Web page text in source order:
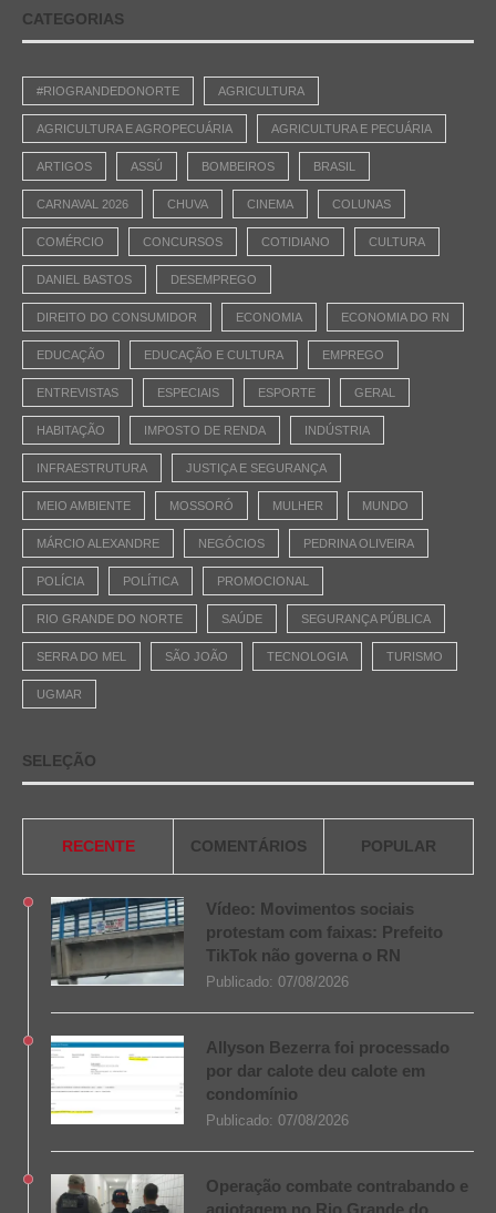
CATEGORIAS
#RIOGRANDEDONORTE AGRICULTURA
AGRICULTURA E AGROPECUÁRIA AGRICULTURA E PECUÁRIA
ARTIGOS ASSÚ BOMBEIROS BRASIL
CARNAVAL 2026 CHUVA CINEMA COLUNAS
COMÉRCIO CONCURSOS COTIDIANO CULTURA
DANIEL BASTOS DESEMPREGO
DIREITO DO CONSUMIDOR ECONOMIA ECONOMIA DO RN
EDUCAÇÃO EDUCAÇÃO E CULTURA EMPREGO
ENTREVISTAS ESPECIAIS ESPORTE GERAL
HABITAÇÃO IMPOSTO DE RENDA INDÚSTRIA
INFRAESTRUTURA JUSTIÇA E SEGURANÇA
MEIO AMBIENTE MOSSORÓ MULHER MUNDO
MÁRCIO ALEXANDRE NEGÓCIOS PEDRINA OLIVEIRA
POLÍCIA POLÍTICA PROMOCIONAL
RIO GRANDE DO NORTE SAÚDE SEGURANÇA PÚBLICA
SERRA DO MEL SÃO JOÃO TECNOLOGIA TURISMO
UGMAR
SELEÇÃO
RECENTE COMENTÁRIOS POPULAR
Vídeo: Movimentos sociais
protestam com faixas: Prefeito
TikTok não governa o RN
Publicado: 07/08/2026
Allyson Bezerra foi processado
por dar calote deu calote em
condomínio
Publicado: 07/08/2026
Operação combate contrabando e